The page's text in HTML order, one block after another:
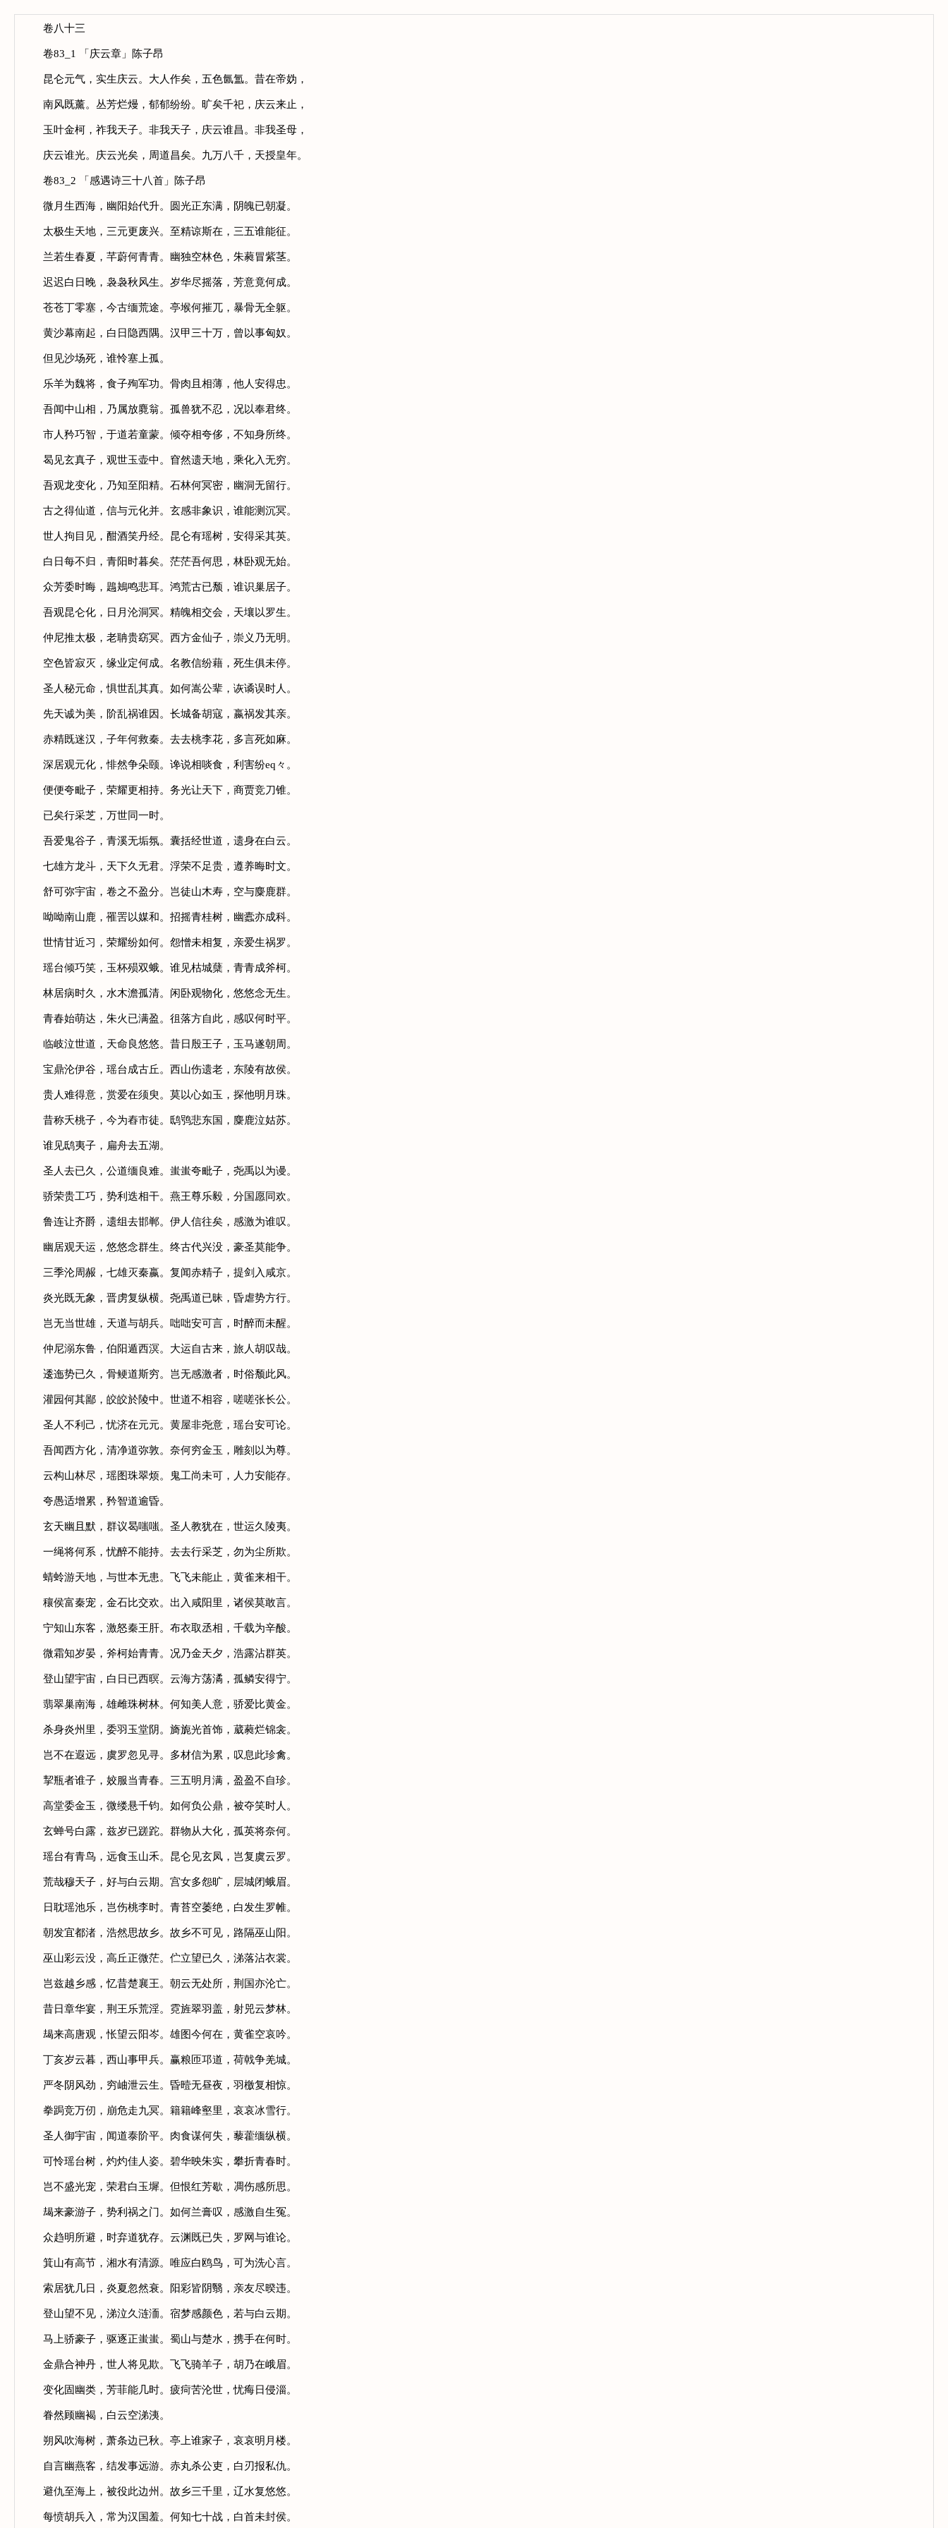
卷八十三
卷83_1 「庆云章」陈子昂
昆仑元气，实生庆云。大人作矣，五色氤氲。昔在帝妫，
南风既薰。丛芳烂熳，郁郁纷纷。旷矣千祀，庆云来止，
玉叶金柯，祚我天子。非我天子，庆云谁昌。非我圣母，
庆云谁光。庆云光矣，周道昌矣。九万八千，天授皇年。
卷83_2 「感遇诗三十八首」陈子昂
微月生西海，幽阳始代升。圆光正东满，阴魄已朝凝。
太极生天地，三元更废兴。至精谅斯在，三五谁能征。
兰若生春夏，芊蔚何青青。幽独空林色，朱蕤冒紫茎。
迟迟白日晚，袅袅秋风生。岁华尽摇落，芳意竟何成。
苍苍丁零塞，今古缅荒途。亭堠何摧兀，暴骨无全躯。
黄沙幕南起，白日隐西隅。汉甲三十万，曾以事匈奴。
但见沙场死，谁怜塞上孤。
乐羊为魏将，食子殉军功。骨肉且相薄，他人安得忠。
吾闻中山相，乃属放麑翁。孤兽犹不忍，况以奉君终。
市人矜巧智，于道若童蒙。倾夺相夸侈，不知身所终。
曷见玄真子，观世玉壶中。窅然遗天地，乘化入无穷。
吾观龙变化，乃知至阳精。石林何冥密，幽洞无留行。
古之得仙道，信与元化并。玄感非象识，谁能测沉冥。
世人拘目见，酣酒笑丹经。昆仑有瑶树，安得采其英。
白日每不归，青阳时暮矣。茫茫吾何思，林卧观无始。
众芳委时晦，鶗鴂鸣悲耳。鸿荒古已颓，谁识巢居子。
吾观昆仑化，日月沦洞冥。精魄相交会，天壤以罗生。
仲尼推太极，老聃贵窈冥。西方金仙子，崇义乃无明。
空色皆寂灭，缘业定何成。名教信纷藉，死生俱未停。
圣人秘元命，惧世乱其真。如何嵩公辈，诙谲误时人。
先天诚为美，阶乱祸谁因。长城备胡寇，嬴祸发其亲。
赤精既迷汉，子年何救秦。去去桃李花，多言死如麻。
深居观元化，悱然争朵颐。谗说相啖食，利害纷eq々。
便便夸毗子，荣耀更相持。务光让天下，商贾竞刀锥。
已矣行采芝，万世同一时。
吾爱鬼谷子，青溪无垢氛。囊括经世道，遗身在白云。
七雄方龙斗，天下久无君。浮荣不足贵，遵养晦时文。
舒可弥宇宙，卷之不盈分。岂徒山木寿，空与麋鹿群。
呦呦南山鹿，罹罟以媒和。招摇青桂树，幽蠹亦成科。
世情甘近习，荣耀纷如何。怨憎未相复，亲爱生祸罗。
瑶台倾巧笑，玉杯殒双蛾。谁见枯城蘖，青青成斧柯。
林居病时久，水木澹孤清。闲卧观物化，悠悠念无生。
青春始萌达，朱火已满盈。徂落方自此，感叹何时平。
临岐泣世道，天命良悠悠。昔日殷王子，玉马遂朝周。
宝鼎沦伊谷，瑶台成古丘。西山伤遗老，东陵有故侯。
贵人难得意，赏爱在须臾。莫以心如玉，探他明月珠。
昔称夭桃子，今为舂市徒。鸱鸮悲东国，麋鹿泣姑苏。
谁见鸱夷子，扁舟去五湖。
圣人去已久，公道缅良难。蚩蚩夸毗子，尧禹以为谩。
骄荣贵工巧，势利迭相干。燕王尊乐毅，分国愿同欢。
鲁连让齐爵，遗组去邯郸。伊人信往矣，感激为谁叹。
幽居观天运，悠悠念群生。终古代兴没，豪圣莫能争。
三季沦周赧，七雄灭秦嬴。复闻赤精子，提剑入咸京。
炎光既无象，晋虏复纵横。尧禹道已昧，昏虐势方行。
岂无当世雄，天道与胡兵。咄咄安可言，时醉而未醒。
仲尼溺东鲁，伯阳遁西溟。大运自古来，旅人胡叹哉。
逶迤势已久，骨鲠道斯穷。岂无感激者，时俗颓此风。
灌园何其鄙，皎皎於陵中。世道不相容，嗟嗟张长公。
圣人不利己，忧济在元元。黄屋非尧意，瑶台安可论。
吾闻西方化，清净道弥敦。奈何穷金玉，雕刻以为尊。
云构山林尽，瑶图珠翠烦。鬼工尚未可，人力安能存。
夸愚适增累，矜智道逾昏。
玄天幽且默，群议曷嗤嗤。圣人教犹在，世运久陵夷。
一绳将何系，忧醉不能持。去去行采芝，勿为尘所欺。
蜻蛉游天地，与世本无患。飞飞未能止，黄雀来相干。
穰侯富秦宠，金石比交欢。出入咸阳里，诸侯莫敢言。
宁知山东客，激怒秦王肝。布衣取丞相，千载为辛酸。
微霜知岁晏，斧柯始青青。况乃金天夕，浩露沾群英。
登山望宇宙，白日已西暝。云海方荡潏，孤鳞安得宁。
翡翠巢南海，雄雌珠树林。何知美人意，骄爱比黄金。
杀身炎州里，委羽玉堂阴。旖旎光首饰，葳蕤烂锦衾。
岂不在遐远，虞罗忽见寻。多材信为累，叹息此珍禽。
挈瓶者谁子，姣服当青春。三五明月满，盈盈不自珍。
高堂委金玉，微缕悬千钧。如何负公鼎，被夺笑时人。
玄蝉号白露，兹岁已蹉跎。群物从大化，孤英将奈何。
瑶台有青鸟，远食玉山禾。昆仑见玄凤，岂复虞云罗。
荒哉穆天子，好与白云期。宫女多怨旷，层城闭蛾眉。
日耽瑶池乐，岂伤桃李时。青苔空萎绝，白发生罗帷。
朝发宜都渚，浩然思故乡。故乡不可见，路隔巫山阳。
巫山彩云没，高丘正微茫。伫立望已久，涕落沾衣裳。
岂兹越乡感，忆昔楚襄王。朝云无处所，荆国亦沦亡。
昔日章华宴，荆王乐荒淫。霓旌翠羽盖，射兕云梦林。
朅来高唐观，怅望云阳岑。雄图今何在，黄雀空哀吟。
丁亥岁云暮，西山事甲兵。赢粮匝邛道，荷戟争羌城。
严冬阴风劲，穷岫泄云生。昏曀无昼夜，羽檄复相惊。
拳跼竞万仞，崩危走九冥。籍籍峰壑里，哀哀冰雪行。
圣人御宇宙，闻道泰阶平。肉食谋何失，藜藿缅纵横。
可怜瑶台树，灼灼佳人姿。碧华映朱实，攀折青春时。
岂不盛光宠，荣君白玉墀。但恨红芳歇，凋伤感所思。
朅来豪游子，势利祸之门。如何兰膏叹，感激自生冤。
众趋明所避，时弃道犹存。云渊既已失，罗网与谁论。
箕山有高节，湘水有清源。唯应白鸥鸟，可为洗心言。
索居犹几日，炎夏忽然衰。阳彩皆阴翳，亲友尽暌违。
登山望不见，涕泣久涟洏。宿梦感颜色，若与白云期。
马上骄豪子，驱逐正蚩蚩。蜀山与楚水，携手在何时。
金鼎合神丹，世人将见欺。飞飞骑羊子，胡乃在峨眉。
变化固幽类，芳菲能几时。疲疴苦沦世，忧痗日侵淄。
眷然顾幽褐，白云空涕洟。
朔风吹海树，萧条边已秋。亭上谁家子，哀哀明月楼。
自言幽燕客，结发事远游。赤丸杀公吏，白刃报私仇。
避仇至海上，被役此边州。故乡三千里，辽水复悠悠。
每愤胡兵入，常为汉国羞。何知七十战，白首未封侯。